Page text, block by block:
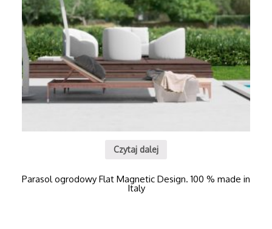
Czytaj dalej
Parasol ogrodowy Flat Magnetic Design. 100 % made in
Italy